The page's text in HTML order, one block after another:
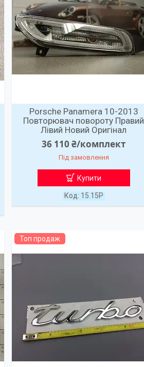
Porsche Panamera 10-2013
Повторювач повороту Правий
Лівий Новий Оригінал
36 110 ₴/комплект
Під замовлення
Купити
15.15P
Топ продаж